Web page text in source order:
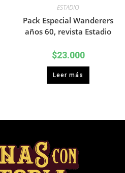
ESTADIO
Pack Especial Wanderers
años 60, revista Estadio
$23.000
Leer más